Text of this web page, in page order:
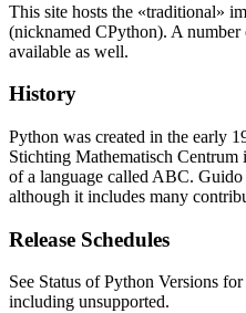
This site hosts the «traditional»
(nicknamed CPython). A
available as well.
History
Python was created in the early
Stichting Mathematisch Centrum
of a language called ABC. Guido
although it includes many
Release Schedules
See Status of Python Versions
including unsupported.